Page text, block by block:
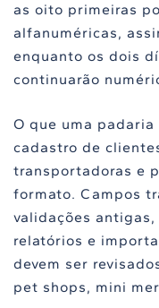
as oito primeiras
alfanuméricas,
enquanto os dois
continuarão
O que uma padaria
cadastro de
transportadoras e
formato. Campos
validações
relatórios e
devem ser
pet shops, mini